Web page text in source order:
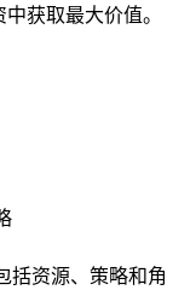
获取最大价值。
括资源、策略和角